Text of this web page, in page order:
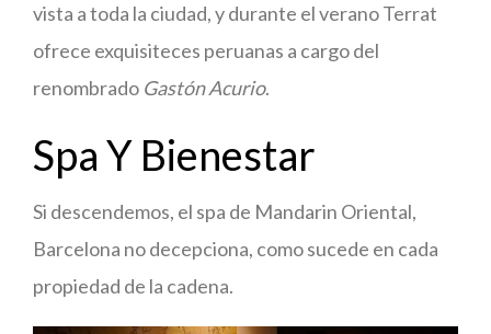
vista a toda la ciudad, y durante el verano Terrat
ofrece exquisiteces peruanas a cargo del
renombrado Gastón Acurio.
Spa Y Bienestar
Si descendemos, el spa de Mandarin Oriental,
Barcelona no decepciona, como sucede en cada
propiedad de la cadena.